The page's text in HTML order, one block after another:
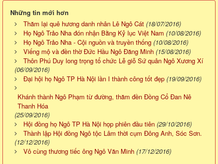
Những tin mới hơn
Thăm lại quê hương danh nhân Lê Ngô Cát (18/07/2016)
Họ Ngô Trảo Nha đón nhận Bằng Kỷ lục Việt Nam (10/08/2016)
Họ Ngô Trảo Nha - Cội nguồn và truyền thống (10/08/2016)
Viếng mộ và đền thờ Đức Hầu Ngô Đăng Minh (15/08/2016)
Thôn Phú Duy long trọng tổ chức Lễ giỗ Sứ quân Ngô Xương Xí
(06/09/2016)
Đại hội họ Ngô TP Hà Nội lần I thành công tốt đẹp (19/09/2016)
Khánh thành Ngô Phạm từ đường, thăm đền Đồng Cổ Đan Nê
Thanh Hóa
(25/09/2016)
Hội đồng họ Ngô TP Hà Nội họp phiên đầu tiên (29/10/2016)
Thành lập Hội đồng Ngô tộc Lâm thời cụm Đông Anh, Sóc Sơn.
(12/12/2016)
Vô cùng thương tiếc ông Ngô Văn Minh (17/12/2016)